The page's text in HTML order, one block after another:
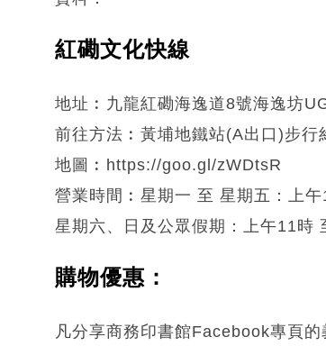
紅磡文化快線
地址︰九龍紅磡海逸道8號海逸坊
前往方法︰黃埔地鐵站(A出口)步
地圖︰https://goo.gl/zWDtsR
營業時間︰星期一 至 星期五：上
星期六、日及公眾假期：上午11時
購物優惠：
凡分享商務印書館Facebook專頁